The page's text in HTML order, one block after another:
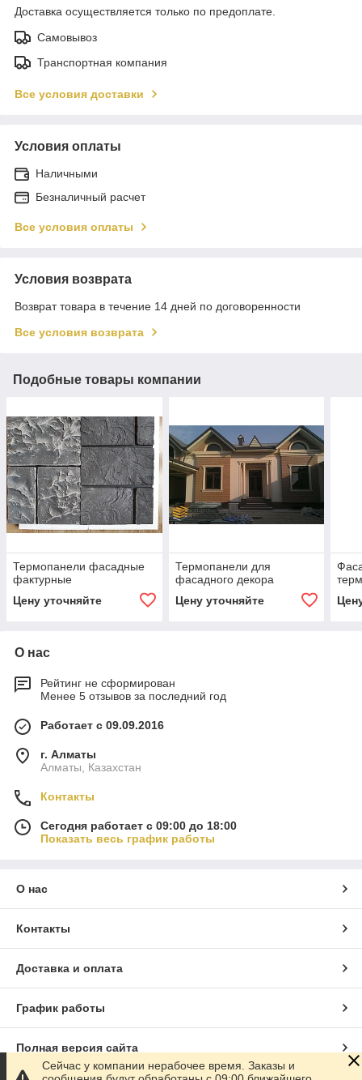
Доставка осуществляется только по предоплате.
Самовывоз
Транспортная компания
Все условия доставки
Условия оплаты
Наличными
Безналичный расчет
Все условия оплаты
Условия возврата
Возврат товара в течение 14 дней по договоренности
Все условия возврата
Подобные товары компании
Термопанели фасадные
фактурные
Цену уточняйте
Термопанели для
фасадного декора
Цену уточняйте
О нас
Рейтинг не сформирован
Менее 5 отзывов за последний год
Работает с 09.09.2016
г. Алматы
Алматы, Казахстан
Контакты
Сегодня работает с 09:00 до 18:00
Показать весь график работы
О нас
Контакты
Доставка и оплата
График работы
Полная версия сайта
Сейчас у компании нерабочее время. Заказы и